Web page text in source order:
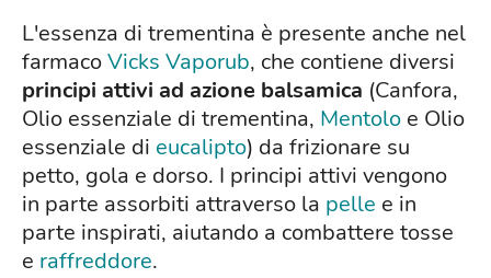
L'essenza di trementina è presente anche nel
farmacoVicks Vaporub, che contiene diversi
principi attivi ad azione balsamica (Canfora,
Olio essenziale di trementina, Mentolo e Olio
essenziale di eucalipto) da frizionare su
petto, gola e dorso. I principi attivi vengono
in parte assorbiti attraverso la pelle e in
parte inspirati, aiutando a combattere tosse
e raffreddore.